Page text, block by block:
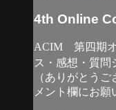
4th Online
ACIM 第四期
ス・感想・質
（ありがとう
メント欄にお願